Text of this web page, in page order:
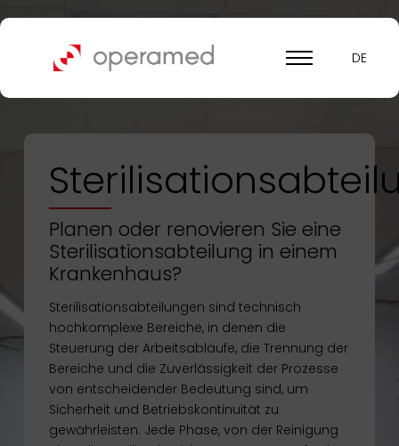
DE
Planen oder renovieren Sie eine
Sterilisationsabteilung in einem
Krankenhaus?
Sterilisationsabteilungen sind technisch
hochkomplexe Bereiche, in denen die
Steuerung der Arbeitsabläufe, die Trennung der
Bereiche und die Zuverlässigkeit der Prozesse
von entscheidender Bedeutung sind, um
Sicherheit und Betriebskontinuität zu
gewährleisten. Jede Phase, von der Reinigung